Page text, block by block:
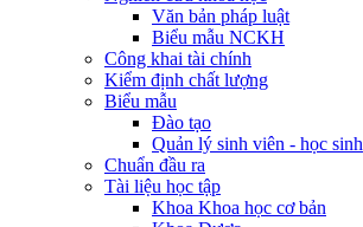
Văn bản pháp luật
Biểu mẫu NCKH
Công khai tài chính
Kiểm định chất lượng
Biểu mẫu
Đào tạo
Quản lý sinh viên - học sinh
Chuẩn đầu ra
Tài liệu học tập
Khoa Khoa học cơ bản